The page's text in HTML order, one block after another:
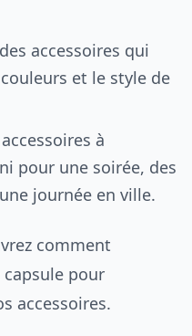
accessoires qui
et le style de
à
pour une soirée, des
journée en ville.
comment
pour
accessoires.